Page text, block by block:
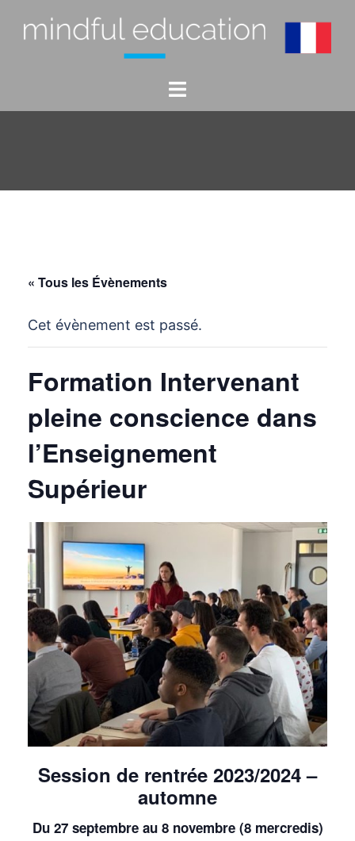
Ouvrir/fermer
le
« Tous les Évènements
Cet évènement est passé.
Formation Intervenant
pleine conscience dans
l’Enseignement
Supérieur
Session de rentrée 2023/2024 –
automne
Du 27 septembre au 8 novembre (8 mercredis)